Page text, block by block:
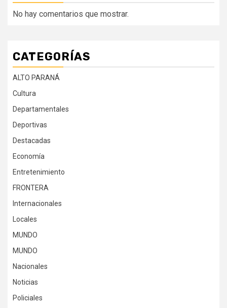
No hay comentarios que mostrar.
CATEGORÍAS
ALTO PARANÁ
Cultura
Departamentales
Deportivas
Destacadas
Economía
Entretenimiento
FRONTERA
Internacionales
Locales
MUNDO
MUNDO
Nacionales
Noticias
Policiales